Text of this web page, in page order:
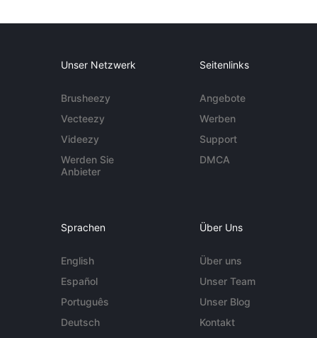
Unser Netzwerk
Brusheezy
Vecteezy
Videezy
Werden Sie
Anbieter
Seitenlinks
Angebote
Werben
Support
DMCA
Sprachen
English
Español
Português
Deutsch
Über Uns
Über uns
Unser Team
Unser Blog
Kontakt